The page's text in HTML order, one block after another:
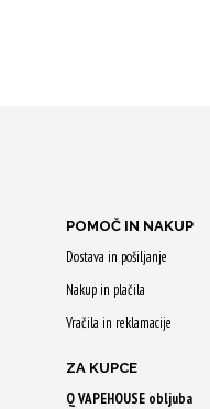
POMOČ IN NAKUP
Dostava in pošiljanje
Nakup in plačila
Vračila in reklamacije
ZA KUPCE
Q VAPEHOUSE obljuba